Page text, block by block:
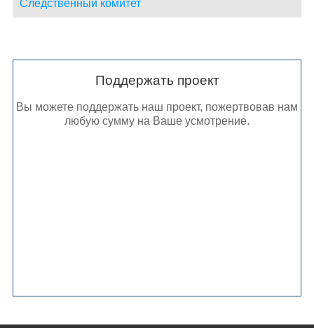
Следственный комитет
Поддержать проект
Вы можете поддержать наш проект, пожертвовав нам
любую сумму на Ваше усмотрение.